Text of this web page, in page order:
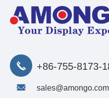
+86-755-8173-